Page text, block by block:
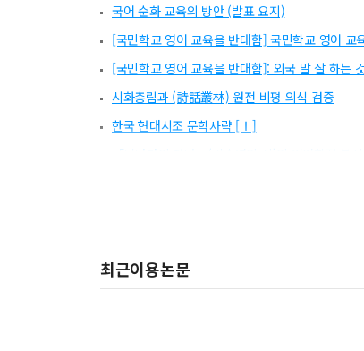
국어 순화 교육의 방안 (발표 요지)
[국민학교 영어 교육을 반대함] 국민학교 영어 교
[국민학교 영어 교육을 반대함]: 외국 말 잘 하는
시화총림과 (詩話叢林) 원전 비평 의식 검증
한국 현대시조 문학사략 [Ⅰ]
전라 방언의 어의별 구조 연구
최근이용논문